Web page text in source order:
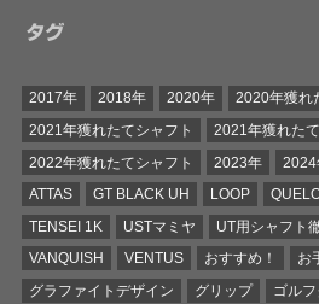
タグ
2017年 2018年 2020年 2020年獲れ
2021年獲れたてシャフト
2021年獲れた
2022年獲れたてシャフト
2023年 2024
ATTAS
GT BLACK UH LOOP
TENSEI 1K
USTマミヤ
UT用シャフト
VANQUISH
VENTUS おすすめ！ お
グラファイトデザイン
グリップ ゴル